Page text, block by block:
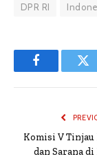
DPR RI
Facebook
Komisi V Tinjau
dan Sarana di